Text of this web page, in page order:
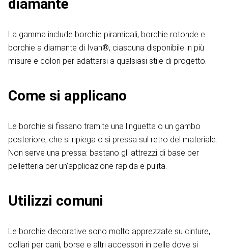
diamante
La gamma include borchie piramidali, borchie rotonde e
borchie a diamante di Ivan®, ciascuna disponibile in più
misure e colori per adattarsi a qualsiasi stile di progetto.
Come si applicano
Le borchie si fissano tramite una linguetta o un gambo
posteriore, che si ripiega o si pressa sul retro del materiale.
Non serve una pressa: bastano gli attrezzi di base per
pelletteria per un'applicazione rapida e pulita.
Utilizzi comuni
Le borchie decorative sono molto apprezzate su cinture,
collari per cani, borse e altri accessori in pelle dove si